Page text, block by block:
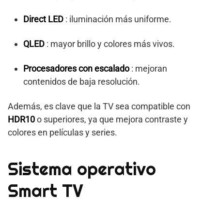
Direct LED : iluminación más uniforme.
QLED : mayor brillo y colores más vivos.
Procesadores con escalado: mejoran
contenidos de baja resolución.
Además, es clave que la TV sea compatible con
HDR10o superiores, ya que mejora contraste y
colores en películas y series.
Sistema operativo
Smart TV